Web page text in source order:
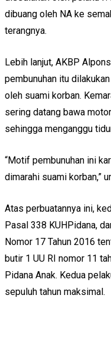
dibuang oleh NA ke
terangnya.
Lebih lanjut, AKBP
pembunuhan itu
oleh suami korban.
sering datang bawa
sehingga menganggu
“Motif pembunuhan ini
dimarahi suami korban,”
Atas perbuatannya ini,
Pasal 338 KUHPidana,
Nomor 17 Tahun 2016
butir 1 UU RI nomor 11
Pidana Anak. Kedua
sepuluh tahun maksimal.